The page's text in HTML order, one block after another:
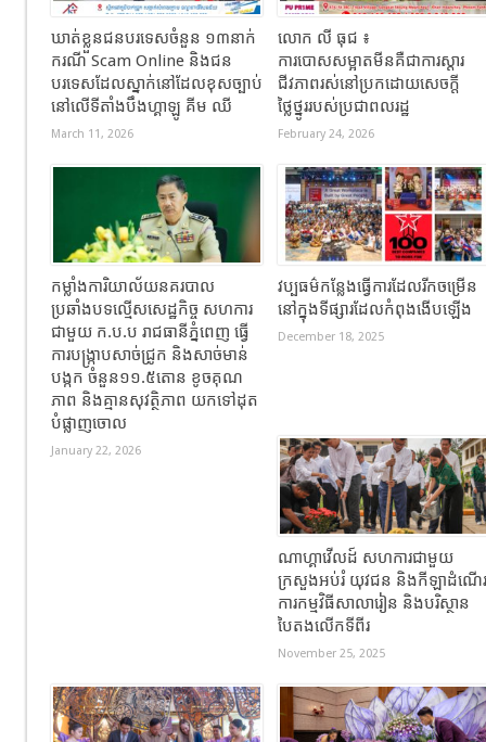
ឃាត់ខ្លួនជនបរទេសចំនួន ១៣នាក់
ករណី Scam Online និងជន
បរទេសដែលស្នាក់នៅដែលខុសច្បាប់
នៅលើទីតាំងបឹងហ្គាឡូ គីម ឈី
March 11, 2026
លោក លី ធុជ ៖
ការបោសសម្អាតមីនគឺជាការស្តារ
ជីវភាពរស់នៅប្រកដោយសេចក្តី
ថ្លៃថ្នូររបស់ប្រជាពលរដ្ឋ
February 24, 2026
កម្លាំងការិយាល័យនគរបាល
ប្រឆាំងបទល្មើសសេដ្ឋកិច្ច សហការ
ជាមួយ ក.ប.ប រាជធានីភ្នំពេញ ធ្វើ
ការបង្ក្រាបសាច់ជ្រូក និងសាច់មាន់
បង្កក ចំនួន១១.៥តោន ខូចគុណ
ភាព និងគ្មានសុវត្ថិភាព យកទៅដុត
បំផ្លាញចោល
January 22, 2026
វប្បធម៌កន្លែងធ្វើការដែលរីកចម្រើន
នៅក្នុងទីផ្សារដែលកំពុងងើបឡើង
December 18, 2025
ណាហ្គាវើលដ៍ សហការជាមួយ
ក្រសួងអប់រំ យុវជន និងកីឡាដំណើរ
ការកម្មវិធីសាលារៀន និងបរិស្ថាន
បៃតងលើកទីពីរ
November 25, 2025